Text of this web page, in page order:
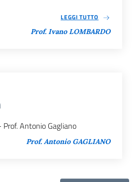
LEGGI TUTTO
Prof. Ivano LOMBARDO
Prof. Antonio Gagliano
Prof. Antonio GAGLIANO